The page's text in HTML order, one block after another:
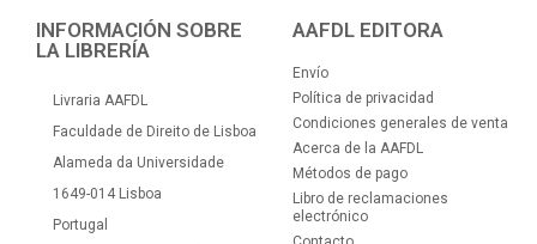
INFORMACIÓN SOBRE
LA LIBRERÍA
Livraria AAFDL
Faculdade de Direito de Lisboa
Alameda da Universidade
1649-014 Lisboa
Portugal
AAFDL EDITORA
Envío
Política de privacidad
Condiciones generales de venta
Acerca de la AAFDL
Métodos de pago
Libro de reclamaciones
electrónico